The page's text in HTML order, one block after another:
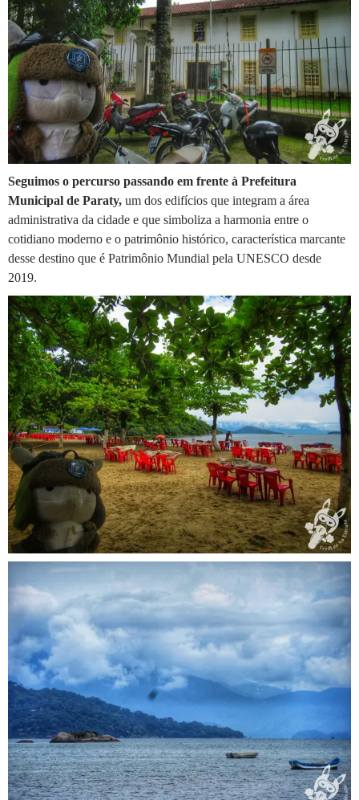
Seguimos o percurso passando em frente à Prefeitura
Municipal de Paraty, um dos edifícios que integram a área
administrativa da cidade e que simboliza a harmonia entre o
cotidiano moderno e o patrimônio histórico, característica marcante
desse destino que é Patrimônio Mundial pela UNESCO desde
2019.